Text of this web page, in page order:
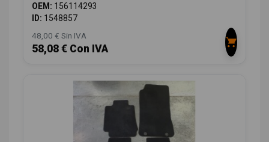
OEM: 156114293
ID: 1548857
48,00 € Sin IVA
58,08 € Con IVA